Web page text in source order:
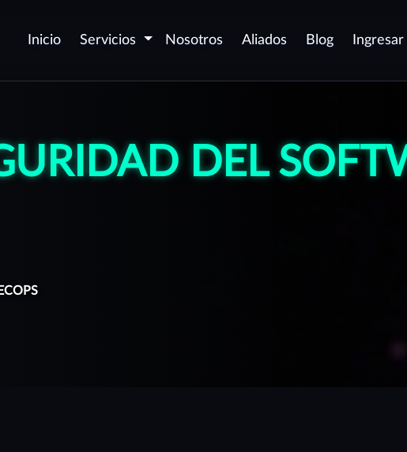
Inicio Servicios
Certificación de
aplicaciones Web y Móvil
Pentest como
continuo (PTaaS)
Nosotros Aliados Blog Ingresar
DEL